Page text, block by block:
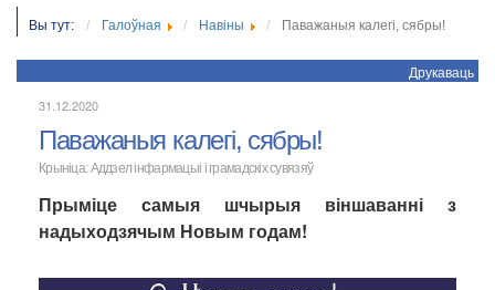
Вы тут: Галоўная Навіны Паважаныя калегі, сябры!
Друкаваць
31.12.2020
Паважаныя калегі, сябры!
Крыніца: Аддзел інфармацыі і грамадскіх сувязяў
Прыміце самыя шчырыя віншаванні з
надыходзячым Новым годам!